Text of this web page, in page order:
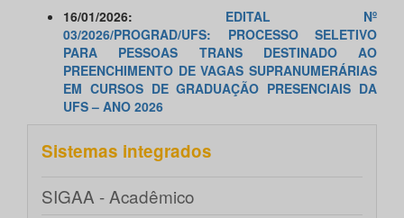
​16/01/2026: EDITAL Nº
03/2026/PROGRAD/UFS: PROCESSO SELETIVO
PARA PESSOAS TRANS DESTINADO AO
PREENCHIMENTO DE VAGAS SUPRANUMERÁRIAS
EM CURSOS DE GRADUAÇÃO PRESENCIAIS DA
UFS – ANO 2026
Sistemas integrados
SIGAA - Acadêmico